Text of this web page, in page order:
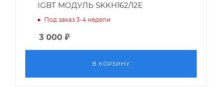
IGBT МОДУЛЬ SKKH162/12E
Под заказ 3-4 недели
3 000 ₽
В КОРЗИНУ